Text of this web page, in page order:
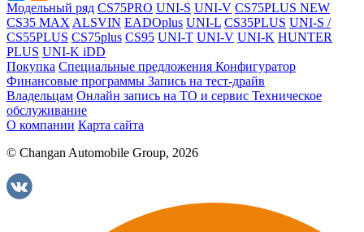
Модельный ряд CS75PRO UNI-S UNI-V CS75PLUS NEW
CS35 MAX ALSVIN EADOplus UNI-L CS35PLUS UNI-S /
CS55PLUS CS75plus CS95 UNI-T UNI-V UNI-K HUNTER
PLUS UNI-K iDD
Покупка Специальные предложения Конфигуратор
Финансовые программы Запись на тест-драйв
Владельцам Онлайн запись на ТО и сервис Техническое
обслуживание
О компании Карта сайта
© Changan Automobile Group, 2026